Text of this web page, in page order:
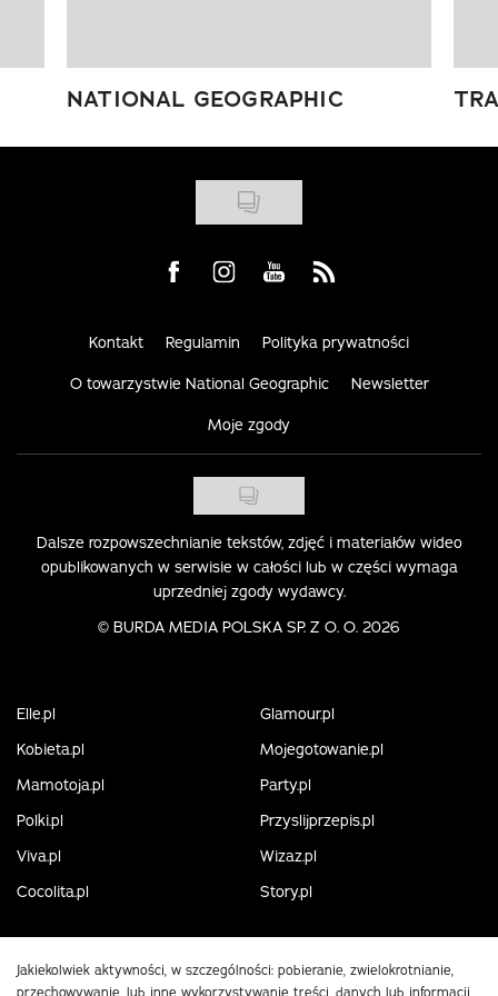
NATIONAL GEOGRAPHIC
Visit us on Facebook
Visit us on Instagram
Visit us on Youtube
Visit us on Rss
Kontakt Regulamin Polityka prywatności
O towarzystwie National Geographic Newsletter
Moje zgody
Dalsze rozpowszechnianie tekstów, zdjęć i materiałów wideo
opublikowanych w serwisie w całości lub w części wymaga
uprzedniej zgody wydawcy.
© BURDA MEDIA POLSKA SP. Z O. O. 2026
Elle.pl
Glamour.pl
Kobieta.pl
Mojegotowanie.pl
Mamotoja.pl
Party.pl
Polki.pl
Przyslijprzepis.pl
Viva.pl
Wizaz.pl
Cocolita.pl
Story.pl
Jakiekolwiek aktywności, w szczególności: pobieranie, zwielokrotnianie,
przechowywanie, lub inne wykorzystywanie treści, danych lub informacji